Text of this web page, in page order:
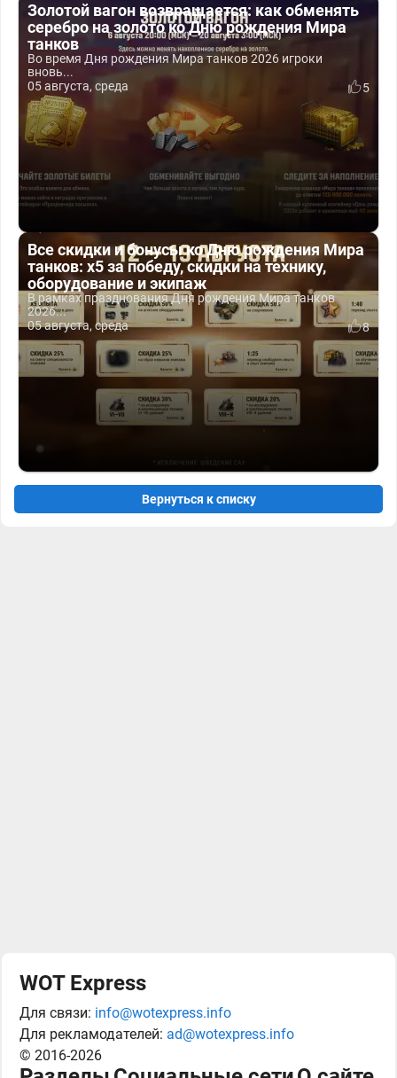
Золотой вагон возвращается: как обменять
серебро на золото ко Дню рождения Мира
танков
Во время Дня рождения Мира танков 2026 игроки
вновь...
05 августа, среда
5
Все скидки и бонусы ко Дню рождения Мира
танков: x5 за победу, скидки на технику,
оборудование и экипаж
В рамках празднования Дня рождения Мира танков
2026...
05 августа, среда
8
Вернуться к списку
WOT Express
Для связи: info@wotexpress.info
Для рекламодателей: ad@wotexpress.info
© 2016-2026